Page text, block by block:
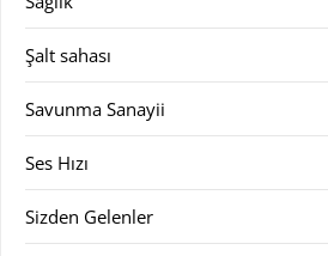
Şalt sahası
Savunma Sanayii
Ses Hızı
Sizden Gelenler